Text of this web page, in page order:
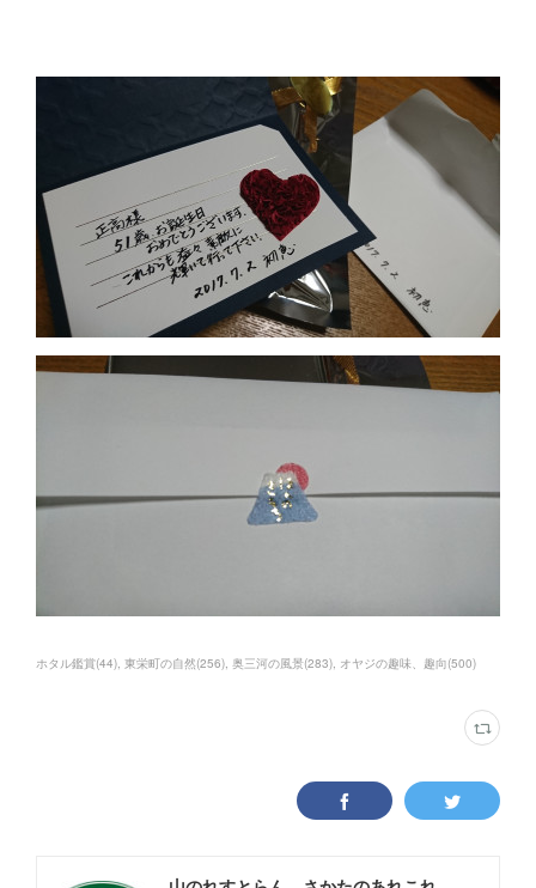
ホタル鑑賞(44) 東栄町の自然(256) 奥三河の風景(283) オヤジの趣味、趣向(500)